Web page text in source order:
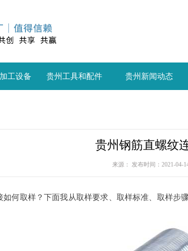
工设备 贵州工具和配件 贵州新闻动态
贵州钢筋直螺纹
来源： 发布时间：2021-04-
如何取样？下面我从取样要求、取样标准、取样步